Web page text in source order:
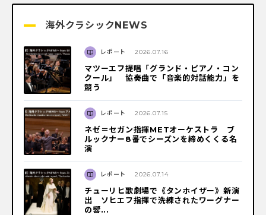
海外クラシックNEWS
レポート 2026.07.16
マツーエフ提唱「グランド・ピアノ・コン
クール」 協奏曲で「音楽的対話能力」を
競う
レポート 2026.07.15
ネゼ＝セガン指揮METオーケストラ ブ
ルックナー8番でシーズンを締めくくる名
演
レポート 2026.07.14
チューリヒ歌劇場で《タンホイザー》新演
出 ソヒエフ指揮で洗練されたワーグナー
の響...